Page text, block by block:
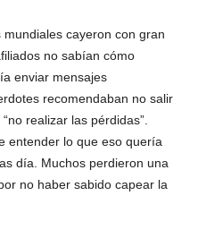
cayeron con gran
no sabían cómo
enviar mensajes
recomendaban no salir
realizar las pérdidas”.
entender lo que eso quería
día. Muchos perdieron una
no haber sabido capear la